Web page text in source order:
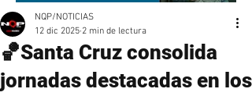
🏀Santa Cruz consolida
jornadas destacadas en los
NQP/NOTICIAS
12 dic 2025 2 min de lectura